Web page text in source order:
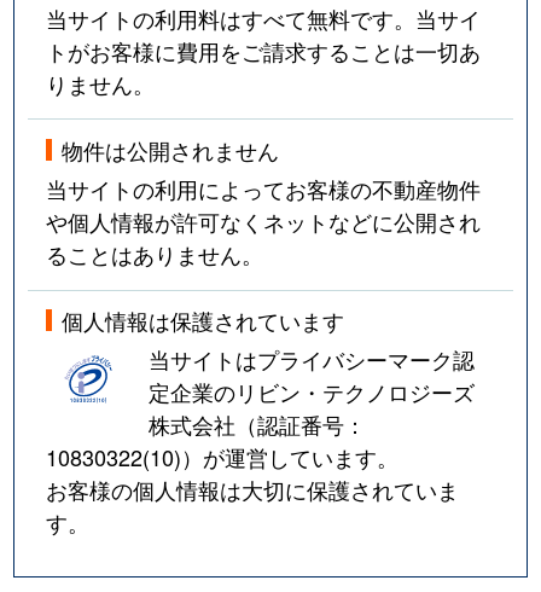
当サイトの利用料はすべて無料です。当サイ
トがお客様に費用をご請求することは一切あ
りません。
物件は公開されません
当サイトの利用によってお客様の不動産物件
や個人情報が許可なくネットなどに公開され
ることはありません。
個人情報は保護されています
当サイトはプライバシーマーク認
定企業のリビン・テクノロジーズ
株式会社（認証番号：
10830322(10)）が運営しています。
お客様の個人情報は大切に保護されていま
す。